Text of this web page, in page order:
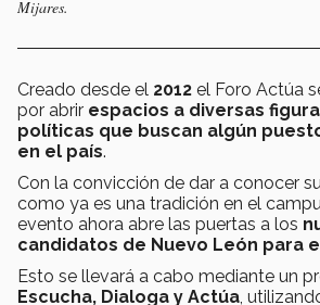
Mijares.
Creado desde el 2012 el Foro Actúa
por abrir espacios a diversas
políticas que buscan algún
en el país.
Con la convicción de dar a conocer
como ya es una tradición en el
evento ahora abre las puertas a los
candidatos de Nuevo León para
Esto se llevará a cabo mediante un
Escucha, Dialoga y Actúa,